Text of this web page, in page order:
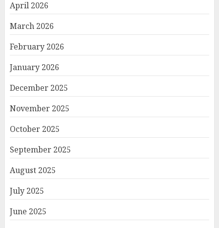
April 2026
March 2026
February 2026
January 2026
December 2025
November 2025
October 2025
September 2025
August 2025
July 2025
June 2025